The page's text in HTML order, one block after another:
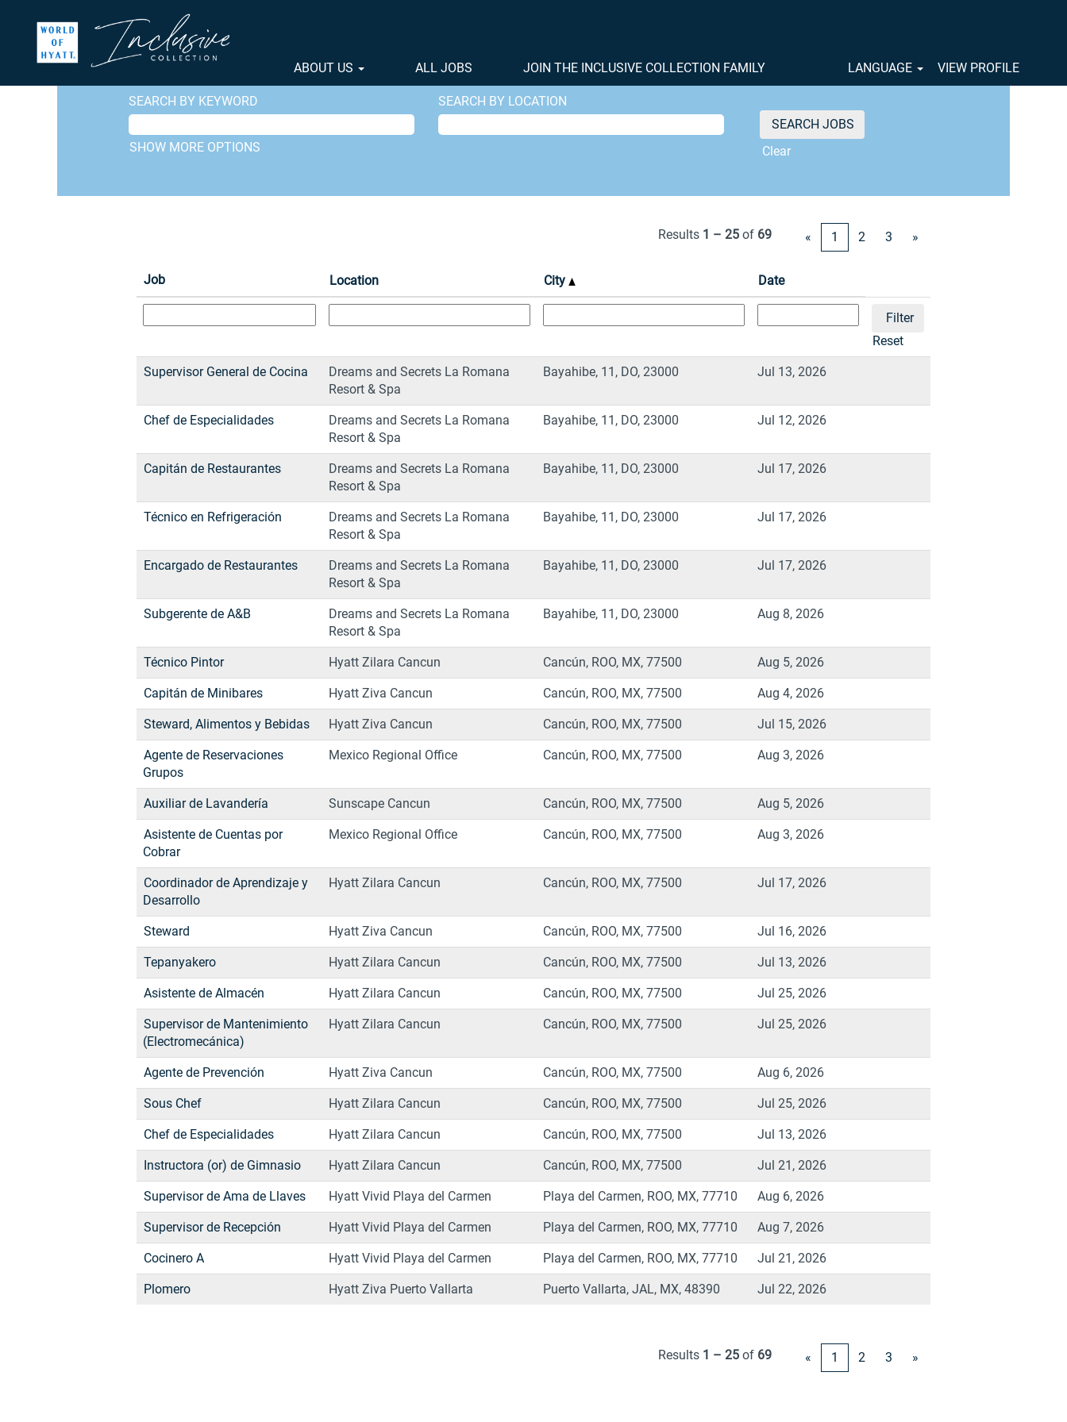
ABOUT US ALL JOBS JOIN THE INCLUSIVE COLLECTION FAMILY LANGUAGE VIEW PROFILE
Home
Search results for
SEARCH BY KEYWORD SEARCH BY LOCATION
SHOW MORE OPTIONS Clear
Results 1 – 25 of 69 « 1 2 3 »
Job Location City Date
Reset
Supervisor General de Cocina
Dreams and Secrets La Romana
Resort & Spa
Bayahibe, 11, DO, 23000 Jul 13, 2026
Chef de Especialidades
Dreams and Secrets La Romana
Resort & Spa
Bayahibe, 11, DO, 23000 Jul 12, 2026
Capitán de Restaurantes
Dreams and Secrets La Romana
Resort & Spa
Bayahibe, 11, DO, 23000 Jul 17, 2026
Técnico en Refrigeración
Dreams and Secrets La Romana
Resort & Spa
Bayahibe, 11, DO, 23000 Jul 17, 2026
Encargado de Restaurantes
Dreams and Secrets La Romana
Resort & Spa
Bayahibe, 11, DO, 23000 Jul 17, 2026
Subgerente de A&B
Dreams and Secrets La Romana
Resort & Spa
Bayahibe, 11, DO, 23000 Aug 8, 2026
Técnico Pintor Hyatt Zilara Cancun Cancún, ROO, MX, 77500 Aug 5, 2026
Capitán de Minibares Hyatt Ziva Cancun Cancún, ROO, MX, 77500 Aug 4, 2026
Steward, Alimentos y Bebidas Hyatt Ziva Cancun Cancún, ROO, MX, 77500 Jul 15, 2026
Agente de Reservaciones
Grupos
Mexico Regional Office Cancún, ROO, MX, 77500 Aug 3, 2026
Auxiliar de Lavandería Sunscape Cancun Cancún, ROO, MX, 77500 Aug 5, 2026
Asistente de Cuentas por
Cobrar
Mexico Regional Office Cancún, ROO, MX, 77500 Aug 3, 2026
Coordinador de Aprendizaje y
Desarrollo
Hyatt Zilara Cancun Cancún, ROO, MX, 77500 Jul 17, 2026
Steward Hyatt Ziva Cancun Cancún, ROO, MX, 77500 Jul 16, 2026
Tepanyakero Hyatt Zilara Cancun Cancún, ROO, MX, 77500 Jul 13, 2026
Asistente de Almacén Hyatt Zilara Cancun Cancún, ROO, MX, 77500 Jul 25, 2026
Supervisor de Mantenimiento
(Electromecánica)
Hyatt Zilara Cancun Cancún, ROO, MX, 77500 Jul 25, 2026
Agente de Prevención Hyatt Ziva Cancun Cancún, ROO, MX, 77500 Aug 6, 2026
Sous Chef Hyatt Zilara Cancun Cancún, ROO, MX, 77500 Jul 25, 2026
Chef de Especialidades Hyatt Zilara Cancun Cancún, ROO, MX, 77500 Jul 13, 2026
Instructora (or) de Gimnasio Hyatt Zilara Cancun Cancún, ROO, MX, 77500 Jul 21, 2026
Supervisor de Ama de Llaves Hyatt Vivid Playa del Carmen Playa del Carmen, ROO, MX, 77710 Aug 6, 2026
Supervisor de Recepción Hyatt Vivid Playa del Carmen Playa del Carmen, ROO, MX, 77710 Aug 7, 2026
Cocinero A Hyatt Vivid Playa del Carmen Playa del Carmen, ROO, MX, 77710 Jul 21, 2026
Plomero Hyatt Ziva Puerto Vallarta Puerto Vallarta, JAL, MX, 48390 Jul 22, 2026
Results 1 – 25 of 69 « 1 2 3 »